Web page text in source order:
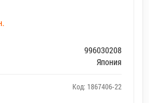
996030208
Япония
Код: 1867406-22